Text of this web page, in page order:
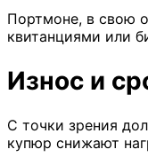
Портмоне, в свою
квитанциями или
Износ и
С точки зрения
купюр снижают